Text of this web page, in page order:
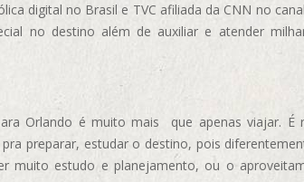
digital no Brasil e TVC afiliada da CNN no
no destino além de auxiliar e atender
Orlando é muito mais que apenas viajar. É
preparar, estudar o destino, pois
muito estudo e planejamento, ou o